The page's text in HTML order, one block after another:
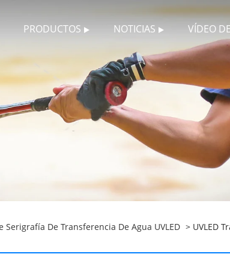
PRODUCTOS NOTICIAS VÍDEO
Serigrafía De Transferencia De Agua UVLED > UVLED